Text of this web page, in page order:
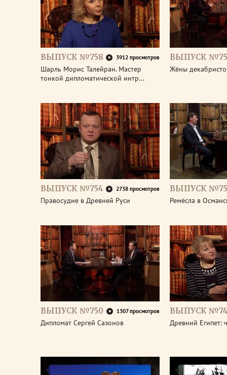
ВЫПУСК №758 3912 просмотров
Шарль Морис Талейран. Мастер
тонкой дипломатической интр…
ВЫПУСК
Жёны
ВЫПУСК №754 2738 просмотров
Правосудие в Древней Руси
ВЫПУСК
Ремёсла в
ВЫПУСК №750 1307 просмотров
Дипломат Сергей Сазонов
ВЫПУСК
Древний Египет: